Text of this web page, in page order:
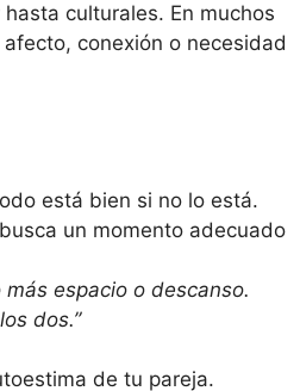
culturales. En muchos
conexión o necesidad
está bien si no lo está.
un momento adecuado
espacio o descanso.
dos.”
de tu pareja.